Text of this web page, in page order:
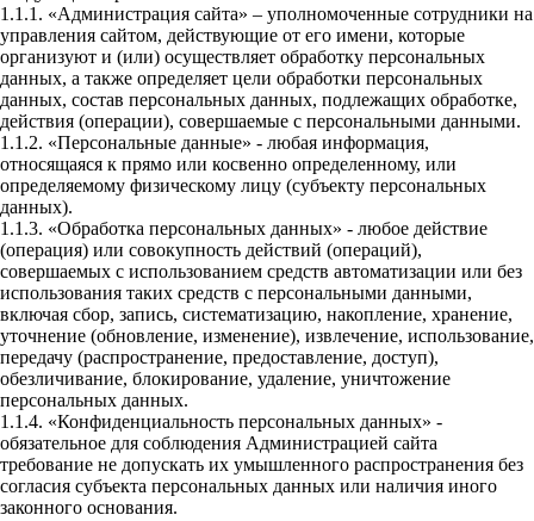
1.1.1. «Администрация сайта» – уполномоченные сотрудники на
управления сайтом, действующие от его имени, которые
организуют и (или) осуществляет обработку персональных
данных, а также определяет цели обработки персональных
данных, состав персональных данных, подлежащих обработке,
действия (операции), совершаемые с персональными данными.
1.1.2. «Персональные данные» - любая информация,
относящаяся к прямо или косвенно определенному, или
определяемому физическому лицу (субъекту персональных
данных).
1.1.3. «Обработка персональных данных» - любое действие
(операция) или совокупность действий (операций),
совершаемых с использованием средств автоматизации или без
использования таких средств с персональными данными,
включая сбор, запись, систематизацию, накопление, хранение,
уточнение (обновление, изменение), извлечение, использование,
передачу (распространение, предоставление, доступ),
обезличивание, блокирование, удаление, уничтожение
персональных данных.
1.1.4. «Конфиденциальность персональных данных» -
обязательное для соблюдения Администрацией сайта
требование не допускать их умышленного распространения без
согласия субъекта персональных данных или наличия иного
законного основания.